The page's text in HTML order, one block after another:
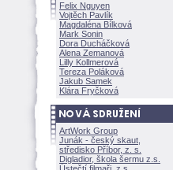
Felix Nguyen
Vojtěch Pavlík
Magdaléna Bílkov
Mark Sonin
Dora Ducháčkov
Alena Zemanov
Lilly Kollmerov
Tereza Polákov
Jakub Samek
Klára Fryčkov
ArtWork Group
Junák - český skaut,
středisko Příbor, z. s.
Digladior, škola šermu z.s.